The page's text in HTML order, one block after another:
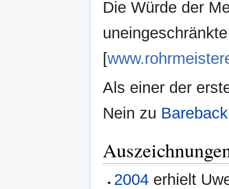
Die Würde der
[
Als einer der
Nein zu Bareback
2004 erhielt